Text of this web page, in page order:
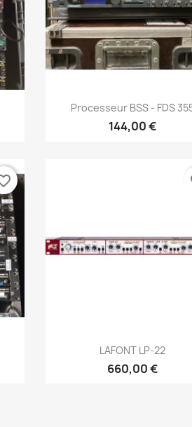
Aperçu rapide
Processeur BSS - FDS
144,00 €
Aperçu rapide
LAFONT LP-22
660,00 €